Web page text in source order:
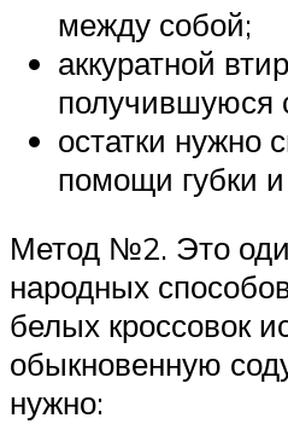
между собой;
аккуратной
получившуюся
остатки нужно
помощи губки
Метод №2. Это
народных
белых кроссовок
обыкновенную
нужно: